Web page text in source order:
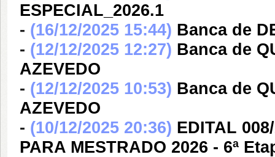
ESPECIAL_2026.1
- (16/12/2025 15:44) Banca de
- (12/12/2025 12:27) Banca de
AZEVEDO
- (12/12/2025 10:53) Banca de
AZEVEDO
- (10/12/2025 20:36) EDITAL
PARA MESTRADO 2026 - 6ª